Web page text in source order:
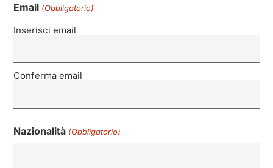
Email (Obbligatorio)
Inserisci email
Conferma email
Nazionalità (Obbligatorio)